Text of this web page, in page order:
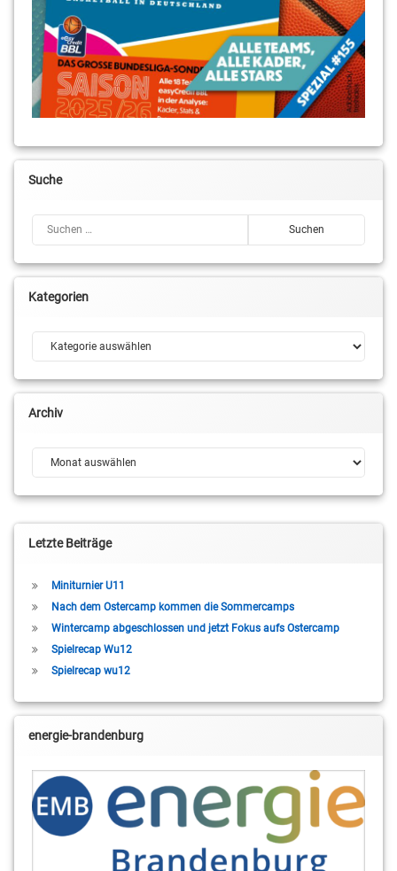
Suche
Kategorien
Kategorien
Archiv
Archiv
Letzte Beiträge
Miniturnier U11
Nach dem Ostercamp kommen die Sommercamps
Wintercamp abgeschlossen und jetzt Fokus aufs Ostercamp
Spielrecap Wu12
Spielrecap wu12
energie-brandenburg